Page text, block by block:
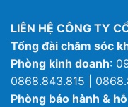
LIÊN HỆ CÔNG TY
Tổng đài chăm sóc
Phòng kinh doanh:
0868.843.815 |
Phòng bảo hành &